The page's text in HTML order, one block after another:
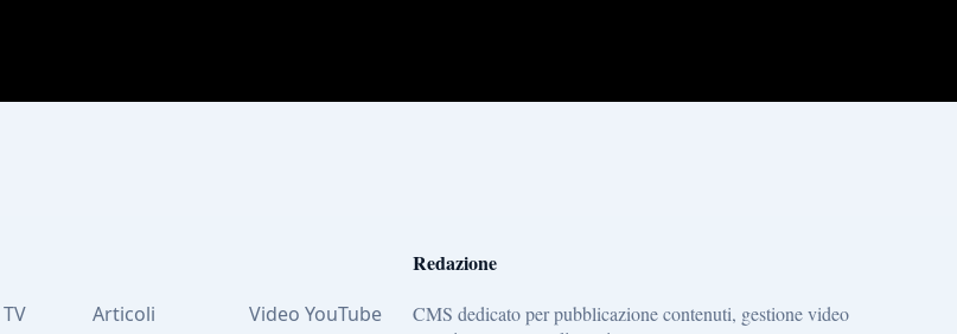
Articoli Video YouTube
Redazione
CMS dedicato per pubblicazione contenuti, gestione video